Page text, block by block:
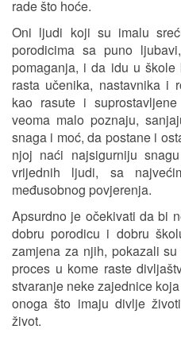
rade što hoće.
Oni ljudi koji su imalu
porodicima sa puno
pomaganja, i da idu u
rasta učenika, nastavnika i
kao rasute i
veoma malo poznaju,
snaga i moć, da postane i
njoj naći najsigurniju
vrijednih ljudi, sa
međusobnog povjerenja.
Apsurdno je očekivati da bi
dobru porodicu i dobru
zamjena za njih, pokazali
proces u kome raste
stvaranje neke zajednice
onoga što imaju divlje
život.